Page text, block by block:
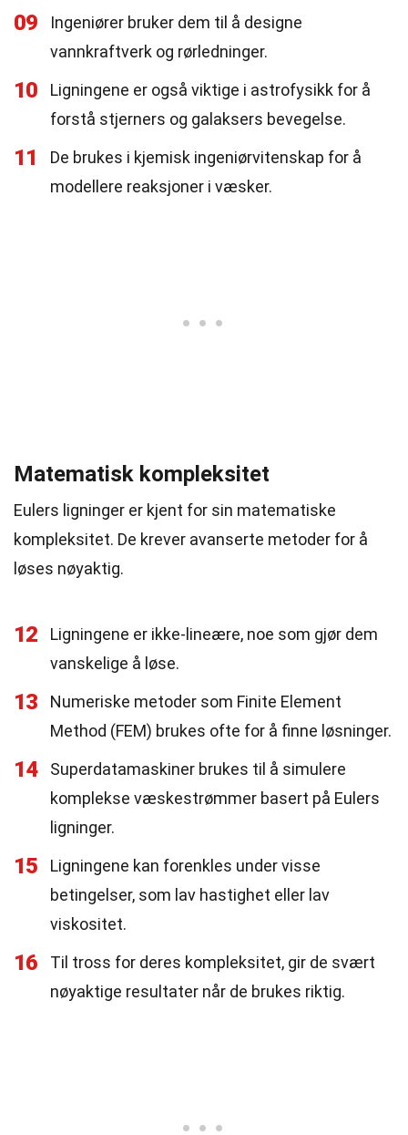
09
Ingeniører bruker dem til å designe
vannkraftverk og rørledninger.
10
Ligningene er også viktige i astrofysikk for å
forstå stjerners og galaksers bevegelse.
11
De brukes i kjemisk ingeniørvitenskap for å
modellere reaksjoner i væsker.
Matematisk kompleksitet
Eulers ligninger er kjent for sin matematiske
kompleksitet. De krever avanserte metoder for å
løses nøyaktig.
12
Ligningene er ikke-lineære, noe som gjør dem
vanskelige å løse.
13
Numeriske metoder som Finite Element
Method (FEM) brukes ofte for å finne løsninger.
14
Superdatamaskiner brukes til å simulere
komplekse væskestrømmer basert på Eulers
ligninger.
15
Ligningene kan forenkles under visse
betingelser, som lav hastighet eller lav
viskositet.
16
Til tross for deres kompleksitet, gir de svært
nøyaktige resultater når de brukes riktig.